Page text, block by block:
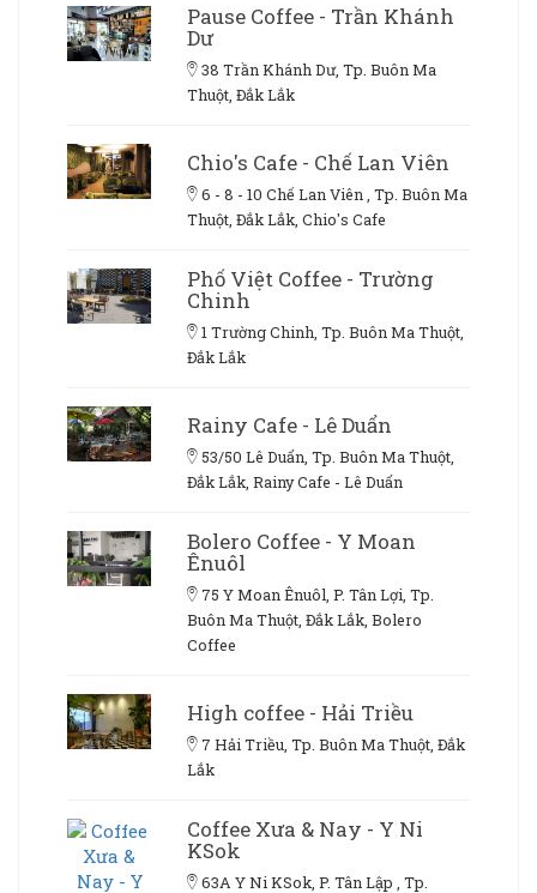
Pause Coffee - Trần Khánh
Dư
38 Trần Khánh Dư, Tp. Buôn Ma
Thuột, Đắk Lắk
Chio's Cafe - Chế Lan Viên
6 - 8 - 10 Chế Lan Viên , Tp. Buôn Ma
Thuột, Đắk Lắk, Chio's Cafe
Phố Việt Coffee - Trường
Chinh
1 Trường Chinh, Tp. Buôn Ma Thuột,
Đắk Lắk
Rainy Cafe - Lê Duẩn
53/50 Lê Duẩn, Tp. Buôn Ma Thuột,
Đắk Lắk, Rainy Cafe - Lê Duẩn
Bolero Coffee - Y Moan
Ênuôl
75 Y Moan Ênuôl, P. Tân Lợi, Tp.
Buôn Ma Thuột, Đắk Lắk, Bolero
Coffee
High coffee - Hải Triều
7 Hải Triều, Tp. Buôn Ma Thuột, Đắk
Lắk
Coffee Xưa & Nay - Y Ni
KSok
63A Y Ni KSok, P. Tân Lập , Tp.